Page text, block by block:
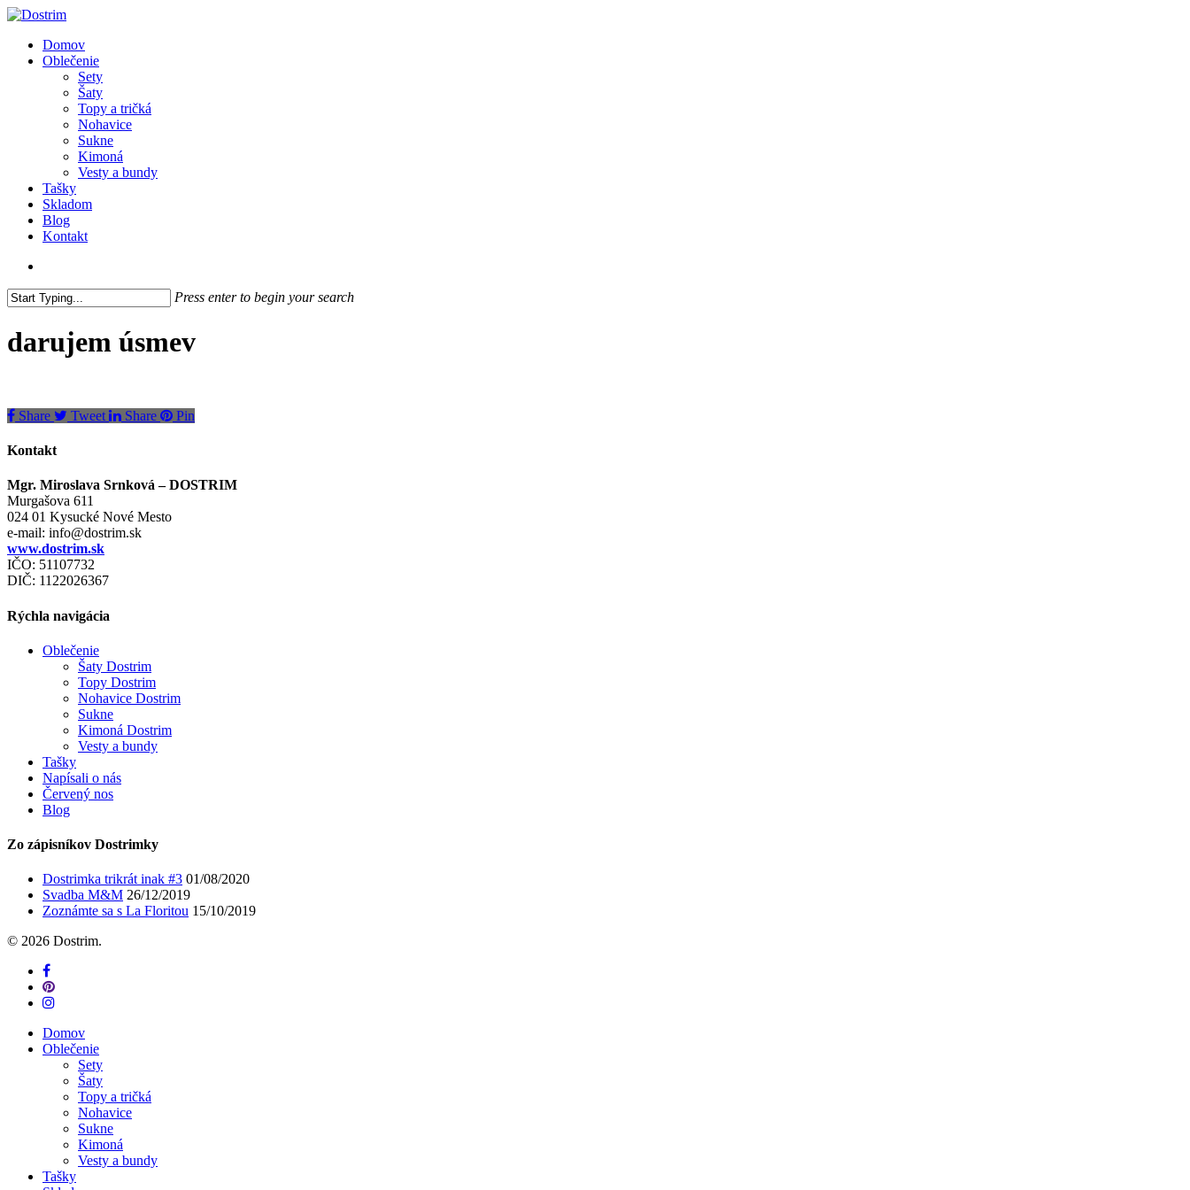
Skip
main
content
search
Menu
Domov
Oblečenie
Sety
Šaty
Topy a tričká
Nohavice
Sukne
Kimoná
Vesty a bundy
Tašky
Skladom
Blog
Kontakt
Press enter to begin your search
Search
darujem úsmev
Share Tweet Share Pin
Kontakt
Mgr. Miroslava Srnková – DOSTRIM
Murgašova 611
024 01 Kysucké Nové Mesto
e-mail: info@dostrim.sk
www.dostrim.sk
IČO: 51107732
DIČ: 1122026367
Rýchla navigácia
Oblečenie
Šaty Dostrim
Topy Dostrim
Nohavice Dostrim
Sukne
Kimoná Dostrim
Vesty a bundy
Tašky
Napísali o nás
Červený nos
Blog
Zo zápisníkov Dostrimky
Dostrimka trikrát inak #3 01/08/2020
Svadba M&M 26/12/2019
Zoznámte sa s La Floritou 15/10/2019
© 2026 Dostrim.
facebook
pinterest
instagram
Close
Menu
Domov
Oblečenie
Sety
Šaty
Topy a tričká
Nohavice
Sukne
Kimoná
Vesty a bundy
Tašky